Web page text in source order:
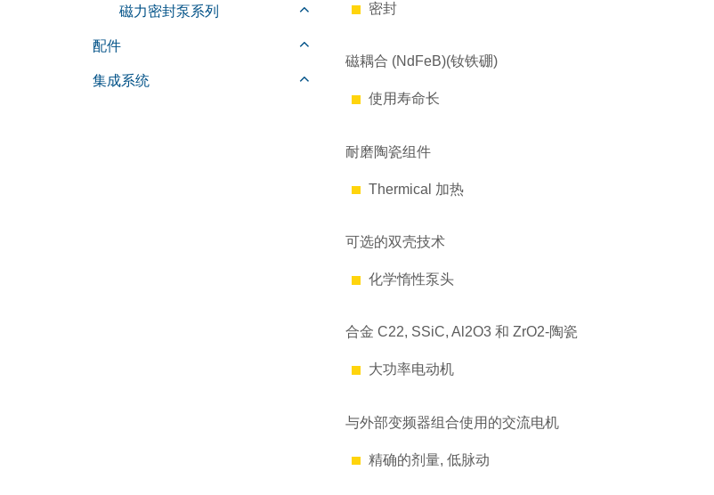
磁力密封泵系列
配件
集成系统
密封
磁耦合 (NdFeB)(钕铁硼)
使用寿命长
耐磨陶瓷组件
Thermical 加热
可选的双壳技术
化学惰性泵头
合金 C22, SSiC, Al2O3 和 ZrO2-陶瓷
大功率电动机
与外部变频器组合使用的交流电机
精确的剂量, 低脉动